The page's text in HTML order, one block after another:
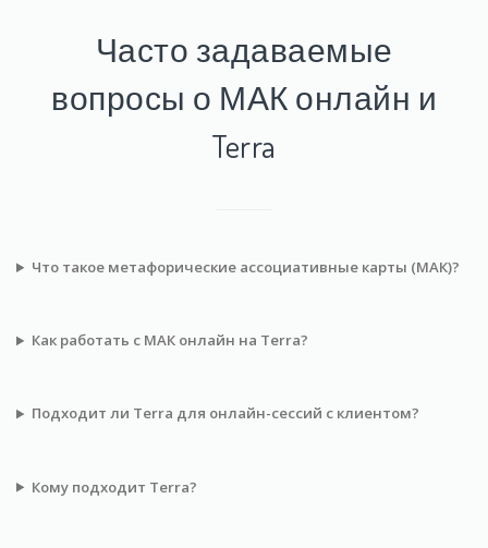
Часто задаваемые
вопросы о МАК онлайн и
Terra
Что такое метафорические ассоциативные карты (МАК)?
Как работать с МАК онлайн на Terra?
Подходит ли Terra для онлайн-сессий с клиентом?
Кому подходит Terra?